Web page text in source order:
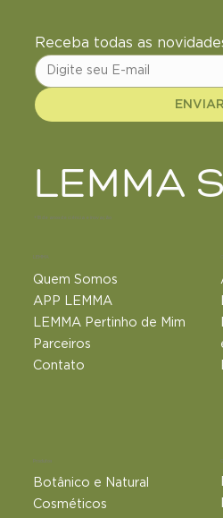
Receba todas as
ENVIAR
LEMMA
+18 de anos de ciência e inovação
LEMMA
Quem Somos
APP LEMMA
LEMMA Pertinho de Mim
Parceiros
Contato
Produtos
Botânico e Natural​
Cosméticos